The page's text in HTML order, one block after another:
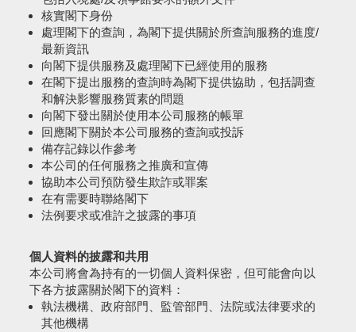
核實閣下身份
處理閣下的查詢，為閣下提供關於所查詢服務的進度/
最新資訊
向閣下提供服務及處理閣下已經使用的服務
在閣下提出服務的查詢時為閣下提供協助，包括調查
和解決影響服務質素的問題
向閣下發出關於使用本公司服務的帳單
回應閣下關於本公司服務的查詢或投訴
備存記錄以作參考
本公司的任何服務之推廣和宣傳
協助本公司預防發生欺詐或罪案
在有需要時聯絡閣下
法例要求或准許之披露的事項
個人資料的披露和共用
本公司將會為持有的一切個人資料保密，但可能會向以
下各方披露關於閣下的資料：
執法機構、政府部門、監管部門、法院或法律要求的
其他機構